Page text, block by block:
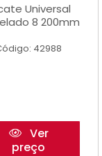
Universal
8 200mm
42988
Ver
preço